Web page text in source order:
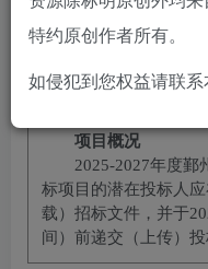
项目概况
2025-2027年度鄞
标项目的潜在投标人应
载）招标文件，并于
间）前递交（上传）投
特约原创作者所有。
如侵犯到您权益请联系